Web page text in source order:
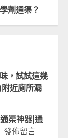
劑通渠？
，試試這幾
近廁所漏
渠神器|通
發佈留言